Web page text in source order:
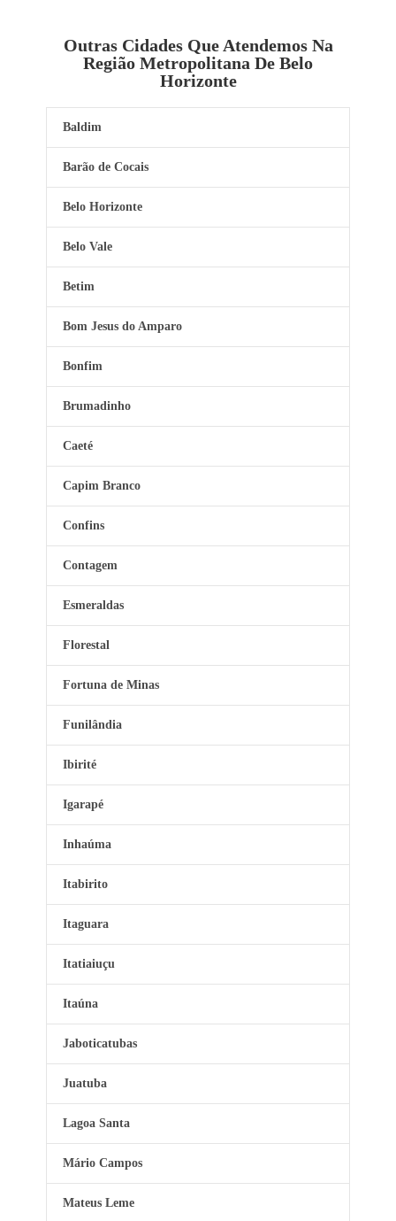
Outras Cidades Que Atendemos Na
Região Metropolitana De Belo
Horizonte
Baldim
Barão de Cocais
Belo Horizonte
Belo Vale
Betim
Bom Jesus do Amparo
Bonfim
Brumadinho
Caeté
Capim Branco
Confins
Contagem
Esmeraldas
Florestal
Fortuna de Minas
Funilândia
Ibirité
Igarapé
Inhaúma
Itabirito
Itaguara
Itatiaiuçu
Itaúna
Jaboticatubas
Juatuba
Lagoa Santa
Mário Campos
Mateus Leme